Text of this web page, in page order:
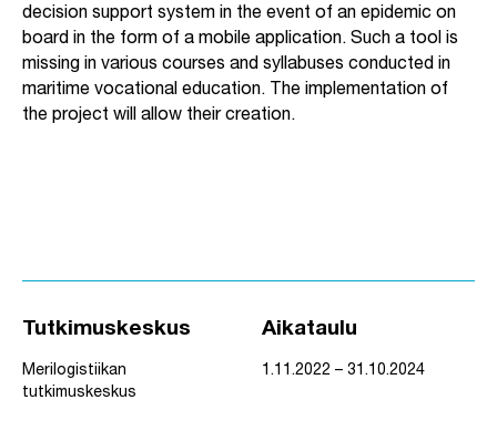
decision support system in the event of an epidemic on
board in the form of a mobile application. Such a tool is
missing in various courses and syllabuses conducted in
maritime vocational education. The implementation of
the project will allow their creation.
Tutkimuskeskus
Merilogistiikan
tutkimuskeskus
Aikataulu
1.11.2022 – 31.10.2024